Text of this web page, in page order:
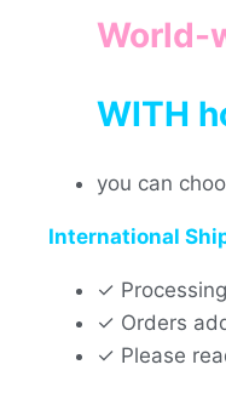
World-
WITH
you can
International
✓
✓ Orders
✓ Please